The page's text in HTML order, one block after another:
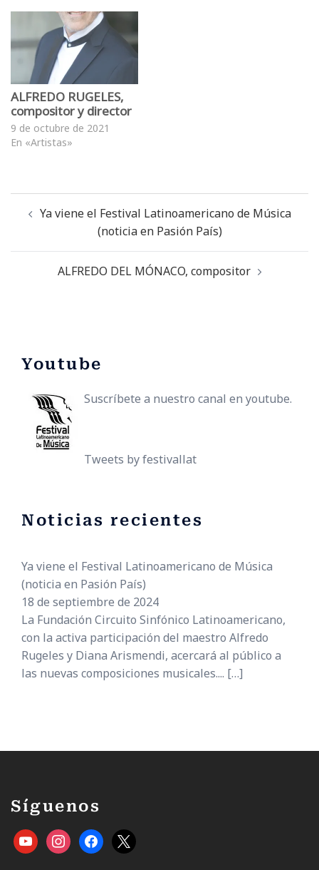
formativa nombrado Coro
Juvenil Juan Bautista Plaza,
de la mano de los
directores María Fernanda
Flores y Jesús Herrera,
durante su…
ALFREDO RUGELES,
compositor y director
9 de octubre de 2021
En «Artistas»
Ya viene el Festival Latinoamericano de Música
(noticia en Pasión País)
ALFREDO DEL MÓNACO, compositor
Youtube
Suscríbete a nuestro canal en youtube.
Tweets by festivallat
Noticias recientes
Ya viene el Festival Latinoamericano de Música
(noticia en Pasión País)
18 de septiembre de 2024
La Fundación Circuito Sinfónico Latinoamericano,
con la activa participación del maestro Alfredo
Rugeles y Diana Arismendi, acercará al público a
las nuevas composiciones musicales.... […]
Síguenos